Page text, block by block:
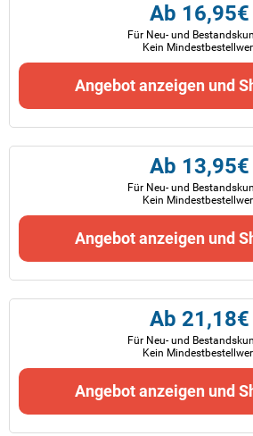
Ab 16,95€
Für Neu- und
Kein
Angebot anzeigen und
Ab 13,95€
Für Neu- und
Kein
Angebot anzeigen und
Ab 21,18€
Für Neu- und
Kein
Angebot anzeigen und